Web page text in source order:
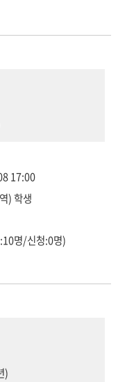
17:00
) 학생
명/신청:0명)
)